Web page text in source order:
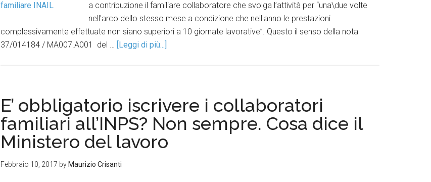
a contribuzione il familiare collaboratore che svolga l’attività per “una\due volte
nell'arco dello stesso mese a condizione che nell'anno le prestazioni
complessivamente effettuate non siano superiori a 10 giornate lavorative”. Questo il senso della nota
37/014184 / MA007.A001 del … [Leggi di più...]
E’ obbligatorio iscrivere i collaboratori
familiari all’INPS? Non sempre. Cosa dice il
Ministero del lavoro
Febbraio 10, 2017 by Maurizio Crisanti